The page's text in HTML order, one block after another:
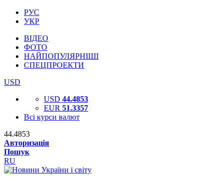
РУС
УКР
ВІДЕО
ФОТО
НАЙПОПУЛЯРНІШІ
СПЕЦПРОЕКТИ
USD
USD 44.4853
EUR 51.3357
Всі курси валют
44.4853
Авторизація
Пошук
RU